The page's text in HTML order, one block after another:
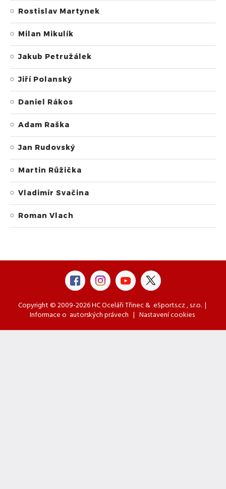
Rostislav Martynek
Milan Mikulík
Jakub Petružálek
Jiří Polanský
Daniel Rákos
Adam Raška
Jan Rudovský
Martin Růžička
Vladimír Svačina
Roman Vlach
Copyright © 2009-2026 HC Oceláři Třinec & eSports.cz, s.r.o. |
Informace o autorských právech | Nastavení cookies